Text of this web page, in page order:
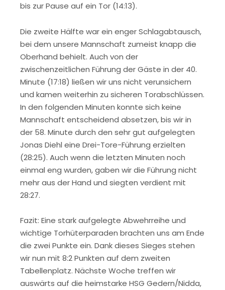
bis zur Pause auf ein Tor (14:13).
Die zweite Hälfte war ein enger Schlagabtausch,
bei dem unsere Mannschaft zumeist knapp die
Oberhand behielt. Auch von der
zwischenzeitlichen Führung der Gäste in der 40.
Minute (17:18) ließen wir uns nicht verunsichern
und kamen weiterhin zu sicheren Torabschlüssen.
In den folgenden Minuten konnte sich keine
Mannschaft entscheidend absetzen, bis wir in
der 58. Minute durch den sehr gut aufgelegten
Jonas Diehl eine Drei-Tore-Führung erzielten
(28:25). Auch wenn die letzten Minuten noch
einmal eng wurden, gaben wir die Führung nicht
mehr aus der Hand und siegten verdient mit
28:27.
Fazit: Eine stark aufgelegte Abwehrreihe und
wichtige Torhüterparaden brachten uns am Ende
die zwei Punkte ein. Dank dieses Sieges stehen
wir nun mit 8:2 Punkten auf dem zweiten
Tabellenplatz. Nächste Woche treffen wir
auswärts auf die heimstarke HSG Gedern/Nidda,